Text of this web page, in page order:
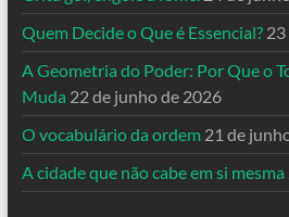
Quem Decide o Que é Essencial?
A Geometria do Poder: Por Que o
Muda 22 de junho de 2026
O vocabulário da ordem 21 de
A cidade que não cabe em si mesma